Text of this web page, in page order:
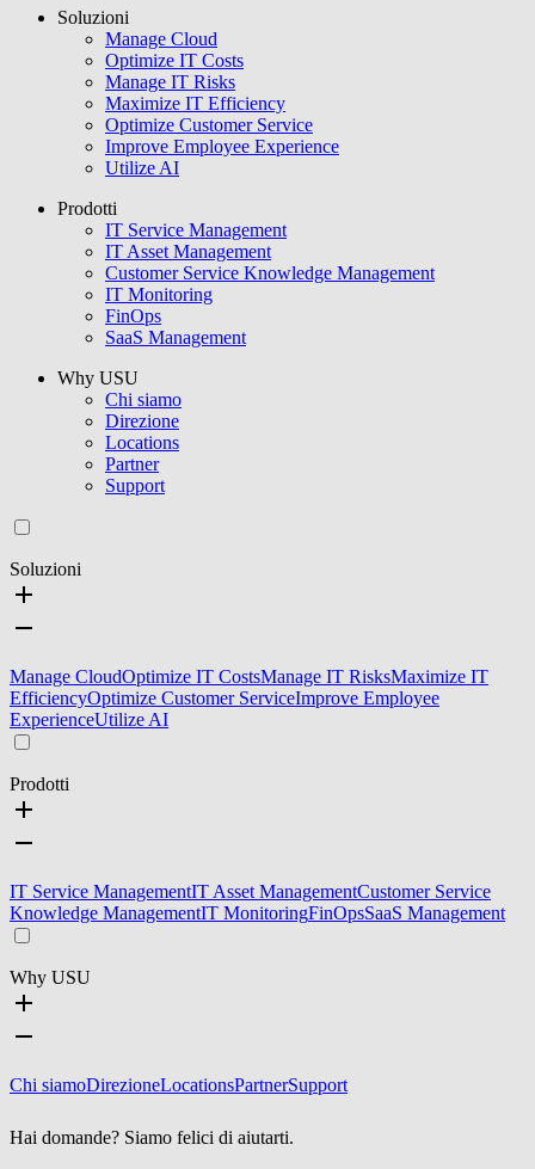
USU GmbH
Soluzioni
Manage Cloud
Optimize IT Costs
Manage IT Risks
Maximize IT Efficiency
Optimize Customer Service
Improve Employee Experience
Utilize AI
Prodotti
IT Service Management
IT Asset Management
Customer Service Knowledge Management
IT Monitoring
FinOps
SaaS Management
Why USU
Chi siamo
Direzione
Locations
Partner
Support
Soluzioni
Manage CloudOptimize IT CostsManage IT RisksMaximize IT
EfficiencyOptimize Customer ServiceImprove Employee
ExperienceUtilize AI
Prodotti
IT Service ManagementIT Asset ManagementCustomer Service
Knowledge ManagementIT MonitoringFinOpsSaaS Management
Why USU
Chi siamoDirezioneLocationsPartnerSupport
Hai domande? Siamo felici di aiutarti.